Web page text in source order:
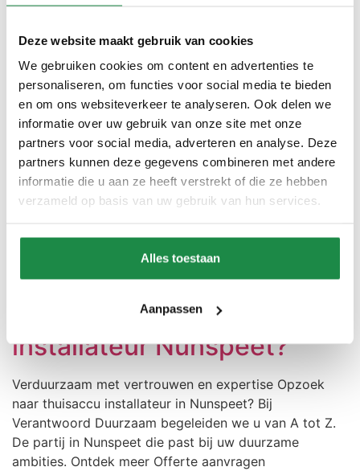
Deze website maakt gebruik van cookies
We gebruiken cookies om content en advertenties te
personaliseren, om functies voor social media te bieden
en om ons websiteverkeer te analyseren. Ook delen we
informatie over uw gebruik van onze site met onze
partners voor social media, adverteren en analyse. Deze
partners kunnen deze gegevens combineren met andere
informatie die u aan ze heeft verstrekt of die ze hebben
verzameld op basis van uw gebruik van hun services.
Alles toestaan
Aanpassen
begeleiden u van advies […]
Opzoek naar thuisaccu
installateur Putten?
Verduurzaam met vertrouwen en expertise Opzoek
naar thuisaccu installateur in Putten? Bij Verantwoord
Duurzaam begeleiden we u van A tot Z. De partij in
Putten die past bij uw duurzame ambities. Ontdek
gebruiken alleen de beste materialen en zorgen voor
een duurzame toekomst. Volledig trajectbeheer We
begeleiden u van advies […]
Opzoek naar thuisaccu
installateur Nunspeet?
Verduurzaam met vertrouwen en expertise Opzoek
naar thuisaccu installateur in Nunspeet? Bij
Verantwoord Duurzaam begeleiden we u van A tot Z.
De partij in Nunspeet die past bij uw duurzame
ambities. Ontdek meer Offerte aanvragen